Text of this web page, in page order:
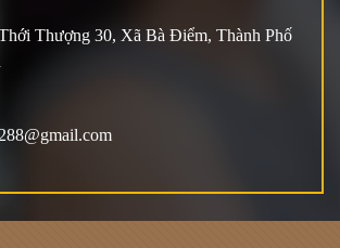
Thượng 30, Xã Bà Điểm, Thành Phố